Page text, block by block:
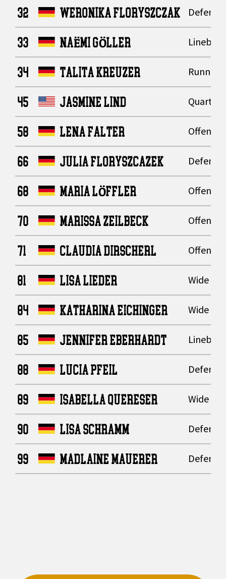
32 WERONIKA FLORYSZCZAK
33 NAËMI GÖLLER
34 TALITA KREUZER Running
45 JASMINE LIND
58 LENA FALTER
66 JULIA FLORYSZCAZEK
68 MARIA LÖFFLER
70 MARISSA ZEILBECK
71 CLAUDIA DIRSCHERL
81 LISA LIEDER Wide
84 KATHARINA EICHINGER Wide
85 JENNIFER EBERHARDT
88 LUCIA PFEIL
89 ISABELLA QUERESER Wide
90 LISA SCHRAMM
99 MADLAINE MAUERER